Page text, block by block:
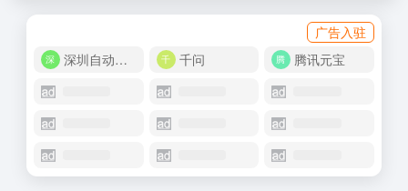
广告入驻
深圳自动化商城
千问 腾讯元宝